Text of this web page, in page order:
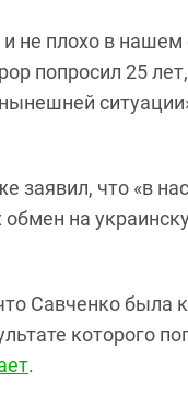
и не плохо в
попросил 25
заявил, что «в
обмен на
Савченко была
которого
.